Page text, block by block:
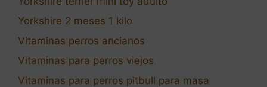
Yorkshire 2 meses 1 kilo
Vitaminas perros ancianos
Vitaminas para perros viejos
Vitaminas para perros pitbull para masa